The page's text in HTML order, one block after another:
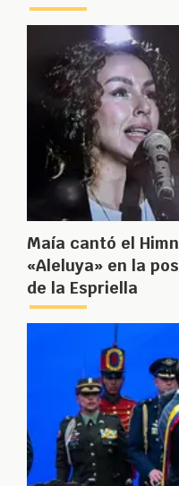
Maía cantó el
«Aleluya» en la
de la Espriella